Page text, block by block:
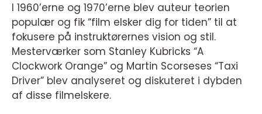
I 1960’erne og 1970’erne blev auteur teorien
populær og fik “film elsker dig for tiden” til at
fokusere på instruktørernes vision og stil.
Mesterværker som Stanley Kubricks “A
Clockwork Orange” og Martin Scorseses “Taxi
Driver” blev analyseret og diskuteret i dybden
af disse filmelskere.